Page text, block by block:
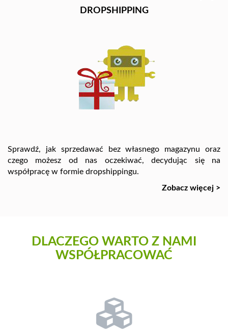
DROPSHIPPING
Sprawdź, jak sprzedawać bez własnego magazynu oraz
czego możesz od nas oczekiwać, decydując się na
współpracę w formie dropshippingu.
Zobacz więcej >
DLACZEGO WARTO Z NAMI
WSPÓŁPRACOWAĆ